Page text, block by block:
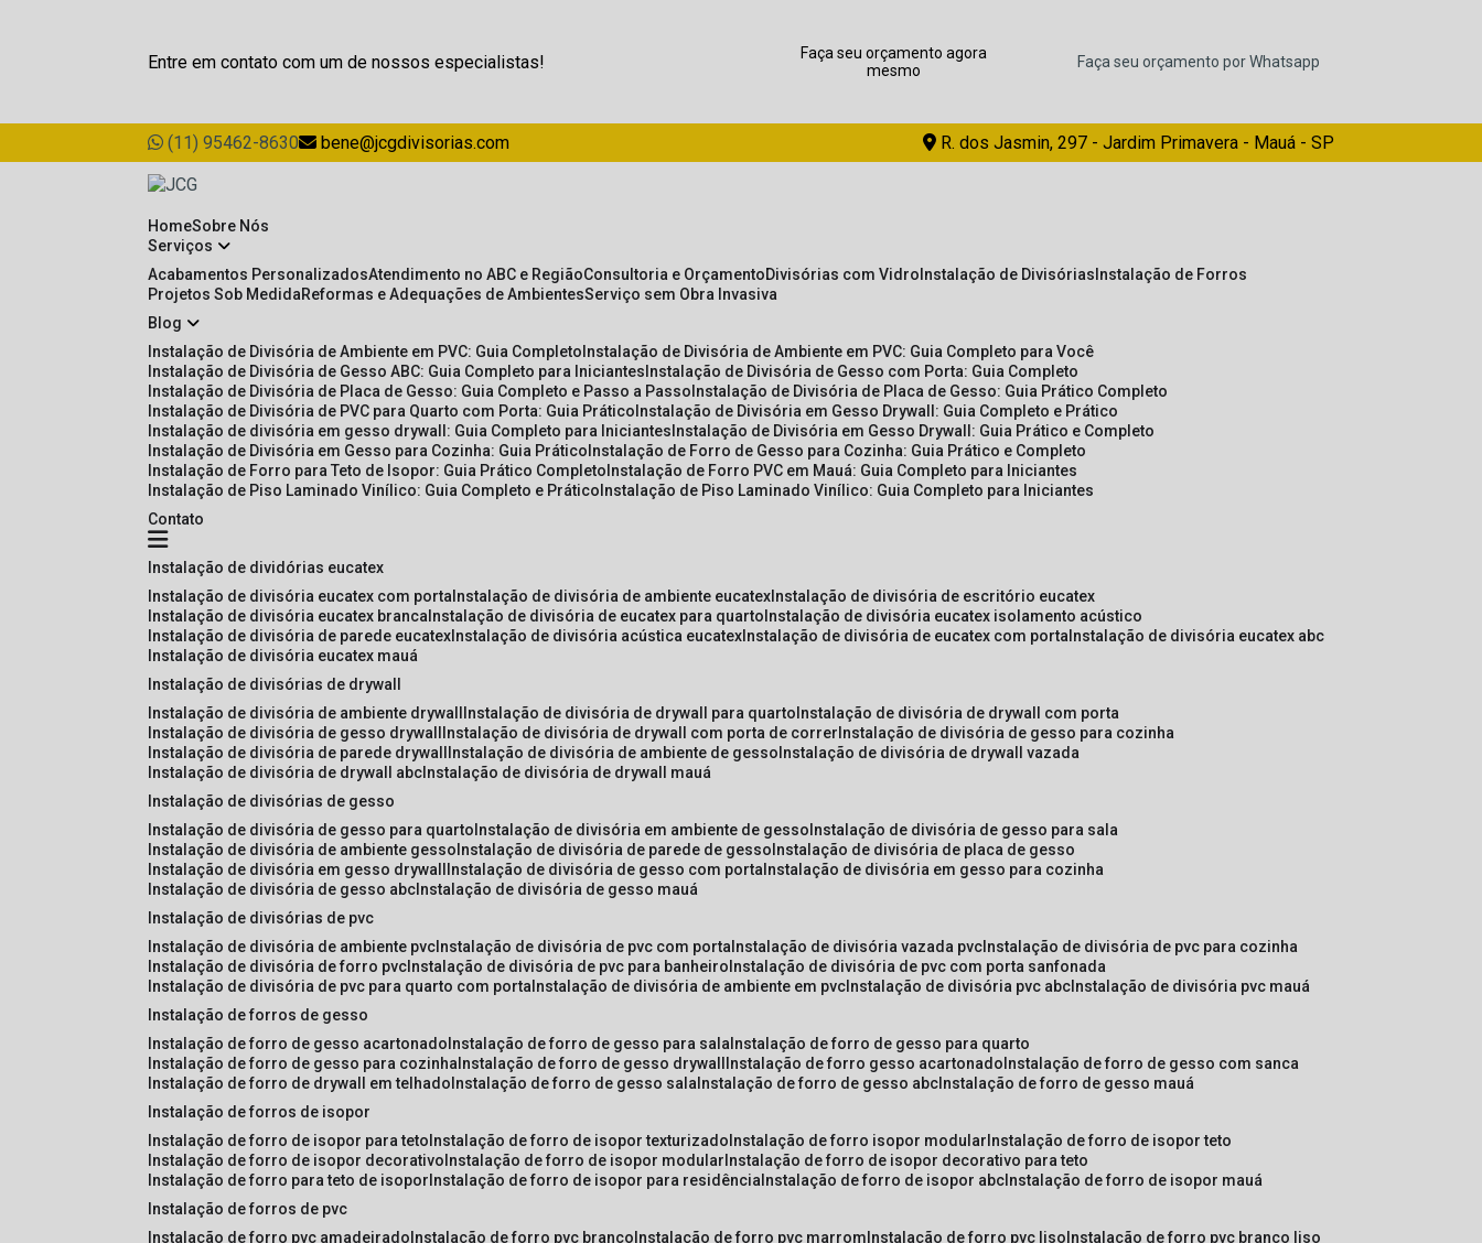
Entre em contato com um de nossos especialistas!
Faça seu orçamento agora
mesmo
Faça seu orçamento por Whatsapp
(11) 95462-8630 bene@jcgdivisorias.com R. dos Jasmin, 297 - Jardim Primavera - Mauá - SP
Home Sobre Nós
Serviços
Acabamentos Personalizados Atendimento no ABC e Região Consultoria e Orçamento Divisórias com Vidro Instalação de Divisórias Instalação de Forros
Projetos Sob Medida
Reformas e Adequações de Ambientes Serviço sem Obra Invasiva
Blog
Instalação de Divisória de Ambiente em PVC: Guia Completo Instalação de Divisória de Ambiente em PVC: Guia Completo para Você
Instalação de Divisória de Gesso ABC: Guia Completo para Iniciantes Instalação de Divisória de Gesso com Porta: Guia Completo
Instalação de Divisória de Placa de Gesso: Guia Completo e Passo a Passo Instalação de Divisória de Placa de Gesso: Guia Prático Completo
Instalação de Divisória de PVC para Quarto com Porta: Guia Prático Instalação de Divisória em Gesso Drywall: Guia Completo e Prático
Instalação de divisória em gesso drywall: Guia Completo para Iniciantes Instalação de Divisória em Gesso Drywall: Guia Prático e Completo
Instalação de Divisória em Gesso para Cozinha: Guia Prático Instalação de Forro de Gesso para Cozinha: Guia Prático e Completo
Instalação de Forro para Teto de Isopor: Guia Prático Completo Instalação de Forro PVC em Mauá: Guia Completo para Iniciantes
Instalação de Piso Laminado Vinílico: Guia Completo e Prático Instalação de Piso Laminado Vinílico: Guia Completo para Iniciantes
Contato
instalação de dividórias eucatex
instalação de divisória eucatex com porta instalação de divisória de ambiente eucatex instalação de divisória de escritório eucatex
instalação de divisória eucatex branca instalação de divisória de eucatex para quarto instalação de divisória eucatex isolamento acústico
instalação de divisória de parede eucatex instalação de divisória acústica eucatex instalação de divisória de eucatex com porta instalação de divisória eucatex abc
instalação de divisória eucatex mauá
instalação de divisórias de drywall
instalação de divisória de ambiente drywall
instalação de divisória de drywall para quarto instalação de divisória de drywall com porta
instalação de divisória de gesso drywall
instalação de divisória de drywall com porta de correr instalação de divisória de gesso para cozinha
instalação de divisória de parede drywall
instalação de divisória de ambiente de gesso instalação de divisória de drywall vazada
instalação de divisória de drywall abc instalação de divisória de drywall mauá
instalação de divisórias de gesso
instalação de divisória de gesso para quarto instalação de divisória em ambiente de gesso instalação de divisória de gesso para sala
instalação de divisória de ambiente gesso instalação de divisória de parede de gesso instalação de divisória de placa de gesso
instalação de divisória em gesso drywall
instalação de divisória de gesso com porta instalação de divisória em gesso para cozinha
instalação de divisória de gesso abc instalação de divisória de gesso mauá
instalação de divisórias de pvc
instalação de divisória de ambiente pvc instalação de divisória de pvc com porta instalação de divisória vazada pvc instalação de divisória de pvc para cozinha
instalação de divisória de forro pvc instalação de divisória de pvc para banheiro instalação de divisória de pvc com porta sanfonada
instalação de divisória de pvc para quarto com porta instalação de divisória de ambiente em pvc instalação de divisória pvc abc instalação de divisória pvc mauá
instalação de forros de gesso
instalação de forro de gesso acartonado instalação de forro de gesso para sala instalação de forro de gesso para quarto
instalação de forro de gesso para cozinha instalação de forro de gesso drywall instalação de forro gesso acartonado instalação de forro de gesso com sanca
instalação de forro de drywall em telhado instalação de forro de gesso sala instalação de forro de gesso abc instalação de forro de gesso mauá
instalação de forros de isopor
instalação de forro de isopor para teto instalação de forro de isopor texturizado instalação de forro isopor modular instalação de forro de isopor teto
instalação de forro de isopor decorativo instalação de forro de isopor modular instalação de forro de isopor decorativo para teto
instalação de forro para teto de isopor instalação de forro de isopor para residência instalação de forro de isopor abc instalação de forro de isopor mauá
instalação de forros de pvc
instalação de forro pvc amadeirado instalação de forro pvc branco instalação de forro pvc marrom instalação de forro pvc liso instalação de forro pvc branco liso